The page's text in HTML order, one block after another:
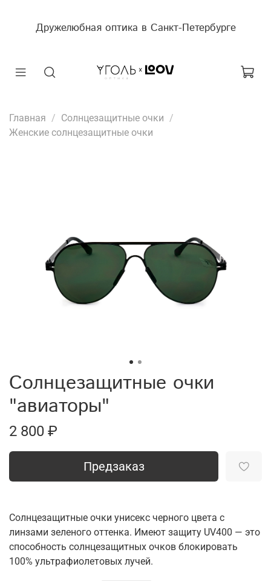
Дружелюбная оптика в Санкт-Петербурге
Главная
Солнцезащитные очки
Женские солнцезащитные очки
Солнцезащитные очки
"авиаторы"
2 800 ₽
Предзаказ
Солнцезащитные очки унисекс черного цвета с
линзами зеленого оттенка. Имеют защиту UV400 — это
способность солнцезащитных очков блокировать
100% ультрафиолетовых лучей.